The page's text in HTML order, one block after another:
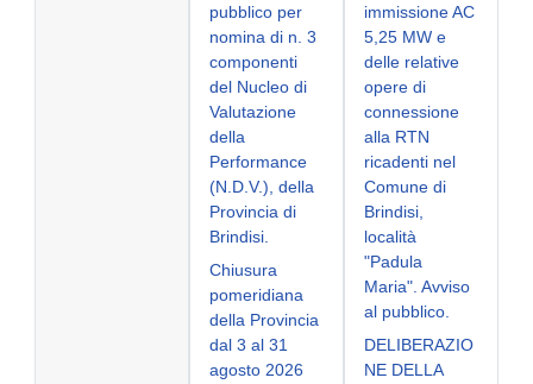
pubblico per
nomina di n. 3
componenti
del Nucleo di
Valutazione
della
Performance
(N.D.V.), della
Provincia di
Brindisi.
Chiusura
pomeridiana
della Provincia
dal 3 al 31
agosto 2026
immissione AC
5,25 MW e
delle relative
opere di
connessione
alla RTN
ricadenti nel
Comune di
Brindisi,
località
"Padula
Maria". Avviso
al pubblico.
DELIBERAZIO
NE DELLA